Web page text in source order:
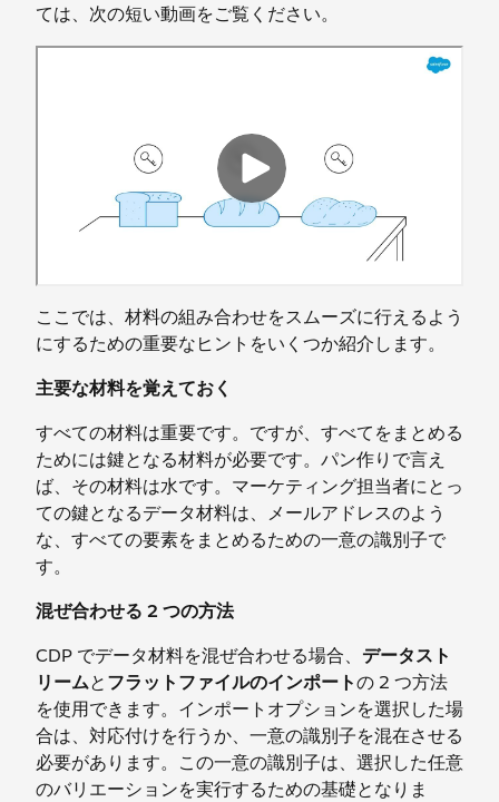
ては、次の短い動画をご覧ください。
ここでは、材料の組み合わせをスムーズに行えるよう
にするための重要なヒントをいくつか紹介します。
主要な材料を覚えておく
すべての材料は重要です。ですが、すべてをまとめる
ためには鍵となる材料が必要です。パン作りで言え
ば、その材料は水です。マーケティング担当者にとっ
ての鍵となるデータ材料は、メールアドレスのよう
な、すべての要素をまとめるための一意の識別子で
す。
混ぜ合わせる 2 つの方法
CDP でデータ材料を混ぜ合わせる場合、 データスト
リームとフラットファイルのインポートの 2 つ方法
を使用できます。インポートオプションを選択した場
合は、対応付けを行うか、一意の識別子を混在させる
必要があります。この一意の識別子は、選択した任意
のバリエーションを実行するための基礎となりま